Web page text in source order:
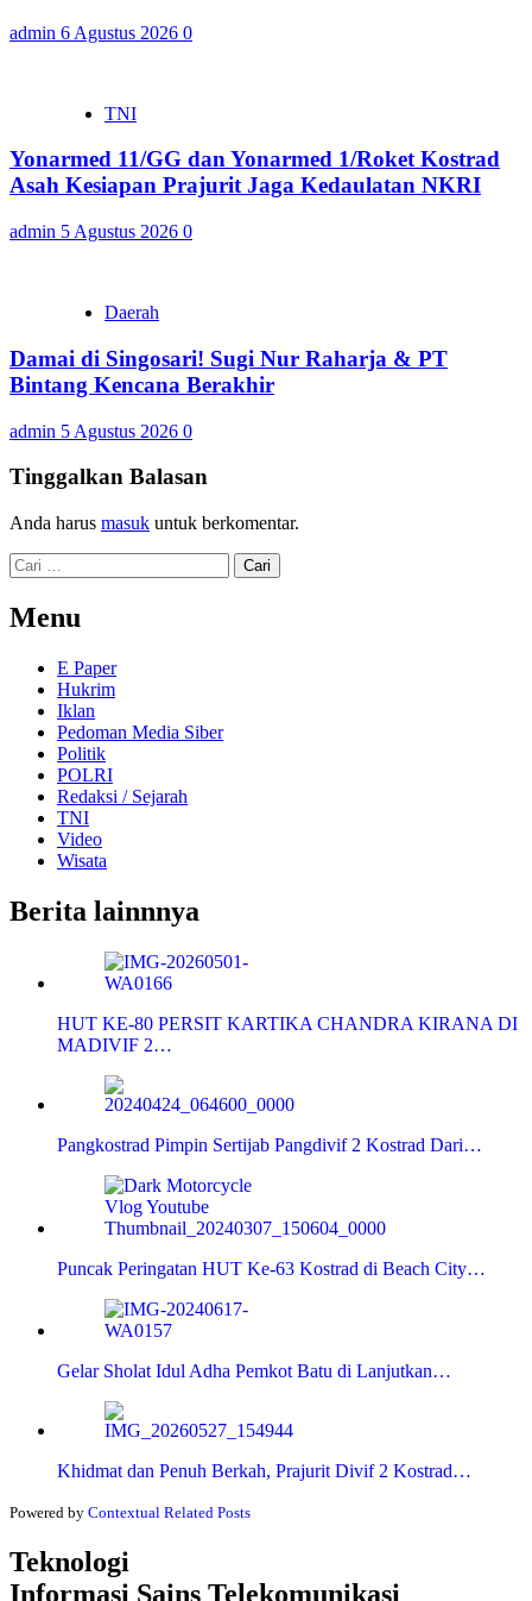
admin 6 Agustus 2026 0
TNI
Yonarmed 11/GG dan Yonarmed 1/Roket Kostrad
Asah Kesiapan Prajurit Jaga Kedaulatan NKRI
admin 5 Agustus 2026 0
Daerah
Damai di Singosari! Sugi Nur Raharja & PT
Bintang Kencana Berakhir
admin 5 Agustus 2026 0
Tinggalkan Balasan
Anda harus masuk untuk berkomentar.
Cari
untuk:
Menu
E Paper
Hukrim
Iklan
Pedoman Media Siber
Politik
POLRI
Redaksi / Sejarah
TNI
Video
Wisata
Berita lainnnya
HUT KE-80 PERSIT KARTIKA CHANDRA KIRANA DI
MADIVIF 2…
Pangkostrad Pimpin Sertijab Pangdivif 2 Kostrad Dari…
Puncak Peringatan HUT Ke-63 Kostrad di Beach City…
Gelar Sholat Idul Adha Pemkot Batu di Lanjutkan…
Khidmat dan Penuh Berkah, Prajurit Divif 2 Kostrad…
Powered by Contextual Related Posts
Teknologi
Informasi Sains Telekomunikasi